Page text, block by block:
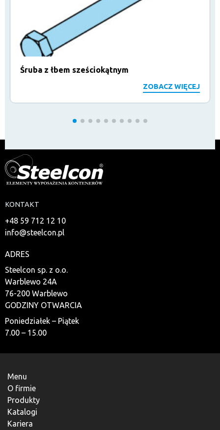
Śruba z łbem sześciokątnym
ZOBACZ WIĘCEJ
KONTAKT
+48 59 712 12 10
info@steelcon.pl
ADRES
Steelcon sp. z o.o.
Warblewo 24A
76-200 Warblewo
GODZINY OTWARCIA
Poniedziałek – Piątek
7.00 – 15.00
Menu
O firmie
Produkty
Katalogi
Kariera